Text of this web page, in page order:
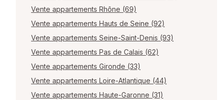
Vente appartements Rhône (69)
Vente appartements Hauts de Seine (92)
Vente appartements Seine-Saint-Denis (93)
Vente appartements Pas de Calais (62)
Vente appartements Gironde (33)
Vente appartements Loire-Atlantique (44)
Vente appartements Haute-Garonne (31)